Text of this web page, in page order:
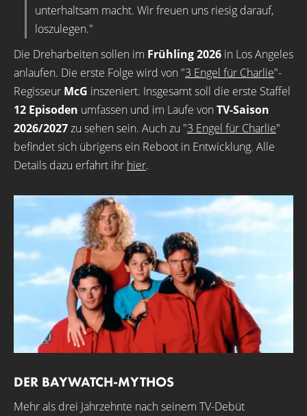
unterhaltsam macht. Wir freuen uns riesig darauf,
loszulegen."
Die Dreharbeiten sollen im Frühling 2026 in Los Angeles
anlaufen. Die erste Folge wird von "3 Engel für Charlie"-
Regisseur McG inszeniert. Insgesamt soll die erste Staffel
12 Episoden umfassen und im Laufe von TV-Saison
2026/2027zu sehen sein. Auch zu "3 Engel für Charlie"
befindet sich übrigens ein Reboot in Entwicklung. Alle
Details dazu erfahrt ihr hier.
DER BAYWATCH-MYTHOS
Mehr als drei Jahrzehnte nach seinem TV-Debüt